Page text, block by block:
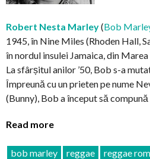
Robert Nesta Marley(Bob
1945, în Nine Miles (Rhoden Hall,
în nordul insulei Jamaica, din
La sfârșitul anilor ’50, Bob s-a
Împreună cu un prieten pe nume
(Bunny), Bob a început să
Read more
bob marley reggae reggae